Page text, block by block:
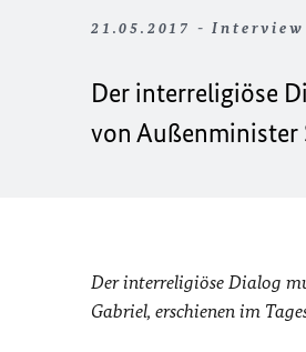
21.05.2017 - Interview
Der interreligiöse
von Außenminister
Der interreligiöse Dialog
Gabriel, erschienen im